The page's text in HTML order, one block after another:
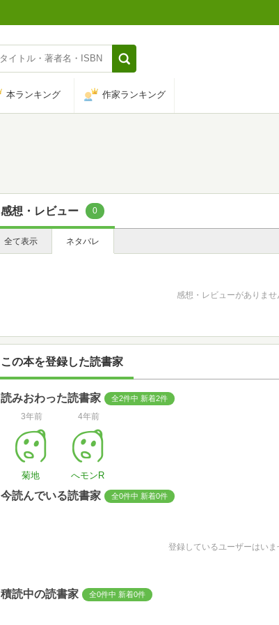
本ランキング 作家ランキング
感想・レビュー 0
全て表示 ネタバレ
感想・レビューがありませ
この本を登録した読書家
読みおわった読書家 全2件中 新着2件
3年前
菊地
4年前
へモンR
今読んでいる読書家 全0件中 新着0件
登録しているユーザーはいま
積読中の読書家 全0件中 新着0件